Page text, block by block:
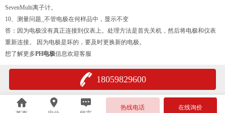
SevenMulti离子计。
10、测量问题_不管电极在何样品中，显示不变
答：因为电极没有真正连接到仪表上。处理方法是首先关机，然后将电极和仪表
重新连接。 因为电极是坏的，要及时更换新的电极。
想了解更多PH电极信息欢迎客服
18059829600
热线电话 在线询价